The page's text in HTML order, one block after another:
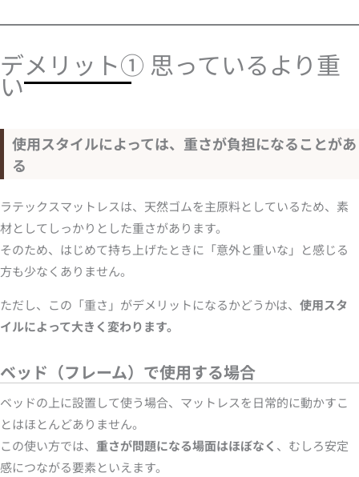
デメリット① 思っているより重
い
使用スタイルによっては、重さが負担になることがあ
る
ラテックスマットレスは、天然ゴムを主原料としているため、素
材としてしっかりとした重さがあります。
そのため、はじめて持ち上げたときに「意外と重いな」と感じる
方も少なくありません。
ただし、この「重さ」がデメリットになるかどうかは、 使用スタ
イルによって大きく変わります。
ベッド（フレーム）で使用する場合
ベッドの上に設置して使う場合、マットレスを日常的に動かすこ
とはほとんどありません。
この使い方では、 重さが問題になる場面はほぼなく 、むしろ安定
感につながる要素といえます。